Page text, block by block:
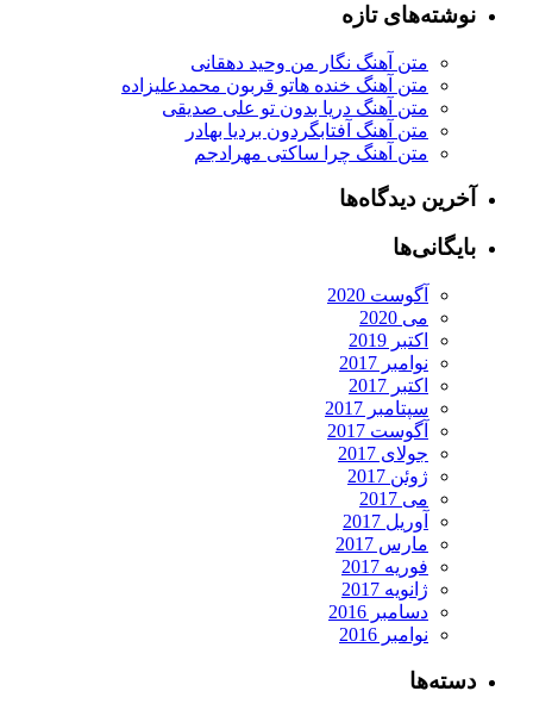
نوشته‌های تازه
متن آهنگ نگار من وحید دهقانی
متن آهنگ خنده هاتو قربون محمدعلیزاده
متن آهنگ دریا بدون تو علی صدیقی
متن آهنگ آفتابگردون بردیا بهادر
متن آهنگ چرا ساکتی مهرادجم
آخرین دیدگاه‌ها
بایگانی‌ها
آگوست 2020
می 2020
اکتبر 2019
نوامبر 2017
اکتبر 2017
سپتامبر 2017
آگوست 2017
جولای 2017
ژوئن 2017
می 2017
آوریل 2017
مارس 2017
فوریه 2017
ژانویه 2017
دسامبر 2016
نوامبر 2016
دسته‌ها